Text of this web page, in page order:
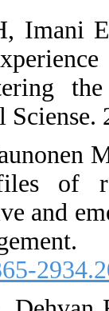
H,
H.
Medical
AH,